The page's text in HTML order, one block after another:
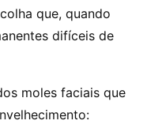
que, quando
difíceis de
moles faciais que